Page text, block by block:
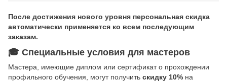
После достижения нового уровня персональная скидка
автоматически применяется ко всем последующим
заказам.
🎓 Специальные условия для мастеров
Мастера, имеющие диплом или сертификат о прохождении
профильного обучения, могут получить скидку 10% на